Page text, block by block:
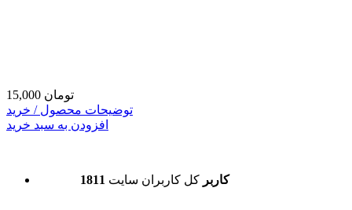
15,000 تومان
توضیحات محصول / خرید
افزودن به سبد خرید
1811 کاربر کل کاربران سایت